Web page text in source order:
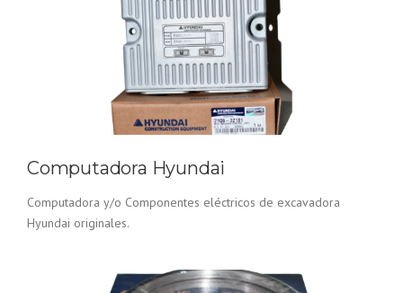
Computadora Hyundai
Computadora y/o Componentes eléctricos de excavadora
Hyundai originales.